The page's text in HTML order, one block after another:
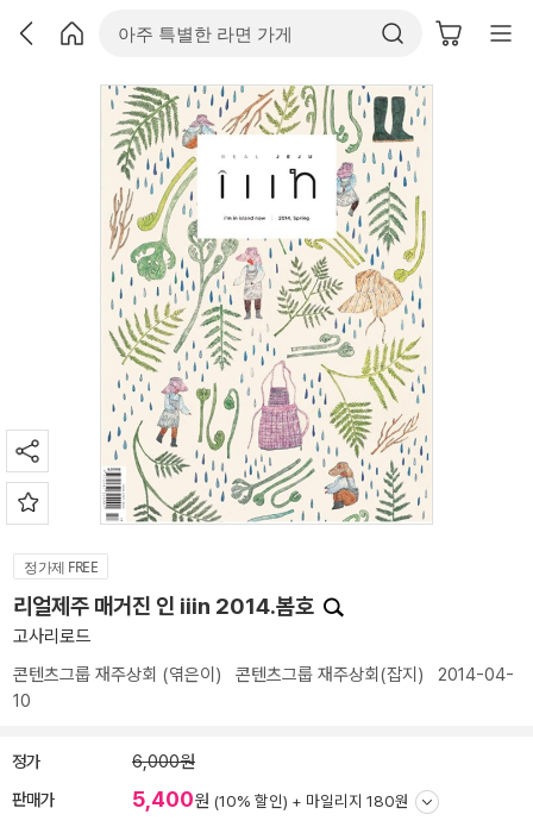
정가제 FREE
리얼제주 매거진 인 iiin 2014.봄호
고사리로드
콘텐츠그룹 재주상회 (엮은이) 콘텐츠그룹 재주상회(잡지) 2014-04-
10
정가 6,000원
판매가 5,400원 (10% 할인) + 마일리지 180원